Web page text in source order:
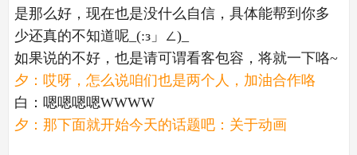
是那么好，现在也是没什么自信，具体能帮到你多
少还真的不知道呢_(:з」∠)_
如果说的不好，也是请可谓看客包容，将就一下咯~
夕：哎呀，怎么说咱们也是两个人，加油合作咯
白：嗯嗯嗯嗯WWWW
夕：那下面就开始今天的话题吧：关于动画